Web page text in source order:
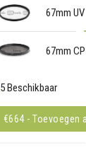
67mm
67mm
5 Beschikbaar
€664 - Toevoegen